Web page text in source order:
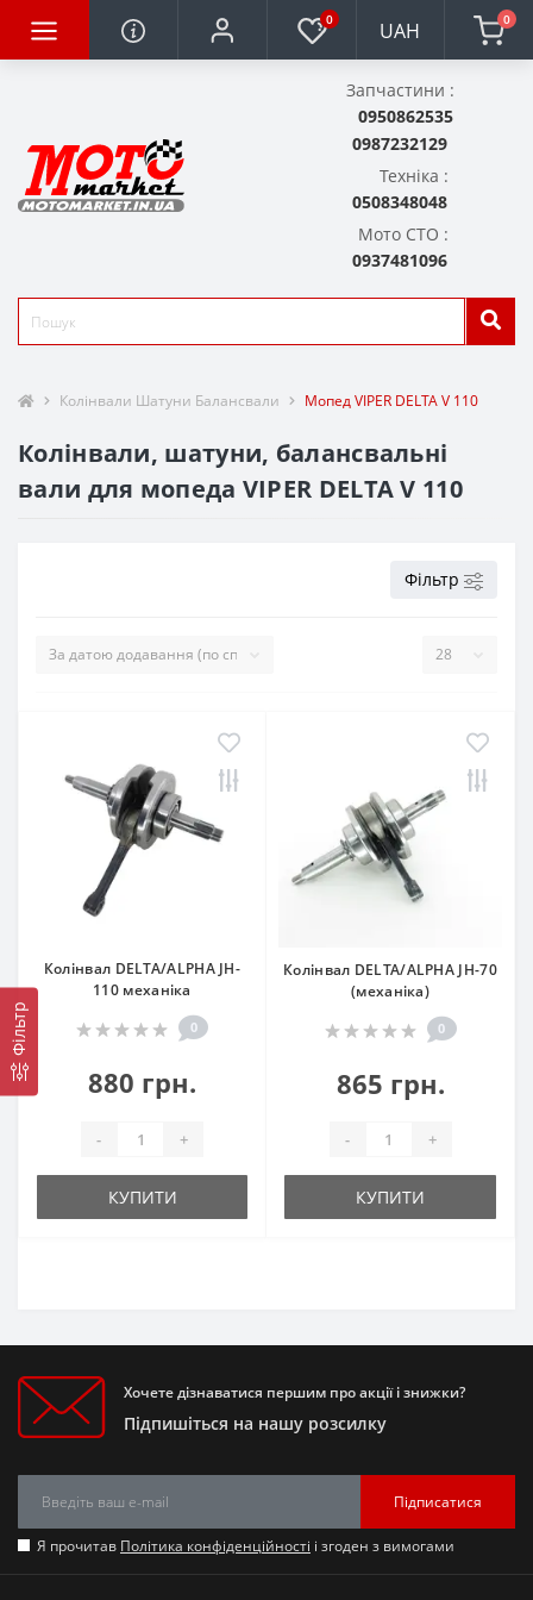
0 UAH 0
Запчастини :
0950862535
0987232129
Техніка :
0508348048
Мото СТО :
0937481096
Колінвали Шатуни Балансвали Мопед VIPER DELTA V 110
Колінвали, шатуни, балансвальні
вали для мопеда VIPER DELTA V 110
Фільтр
Фільтр
Колінвал DELTA/ALPHA JH-
110 механіка
0
880 грн.
- +
КУПИТИ
Колінвал DELTA/ALPHA JH-70
(механіка)
0
865 грн.
- +
КУПИТИ
Хочете дізнаватися першим про акції і знижки?
Підпишіться на нашу розсилку
Підписатися
Я прочитав Політика конфіденційності і згоден з вимогами